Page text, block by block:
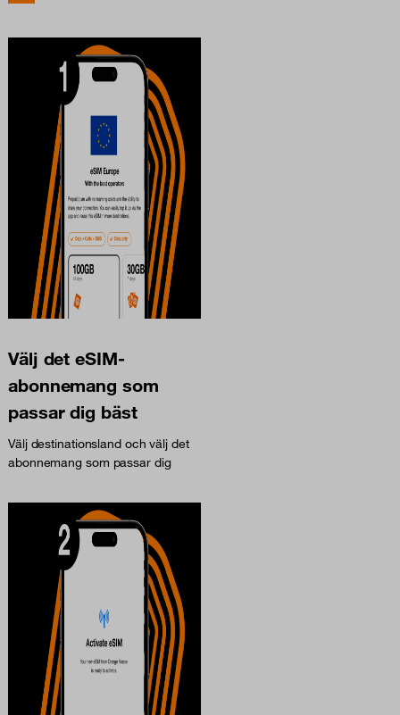
Välj det eSIM-
abonnemang som
passar dig bäst
Välj destinationsland och välj det
abonnemang som passar dig